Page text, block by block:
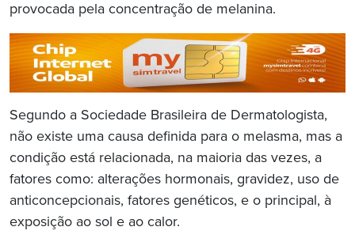
provocada pela concentração de melanina.
Segundo a Sociedade Brasileira de Dermatologista,
não existe uma causa definida para o melasma, mas a
condição está relacionada, na maioria das vezes, a
fatores como: alterações hormonais, gravidez, uso de
anticoncepcionais, fatores genéticos, e o principal, à
exposição ao sol e ao calor.